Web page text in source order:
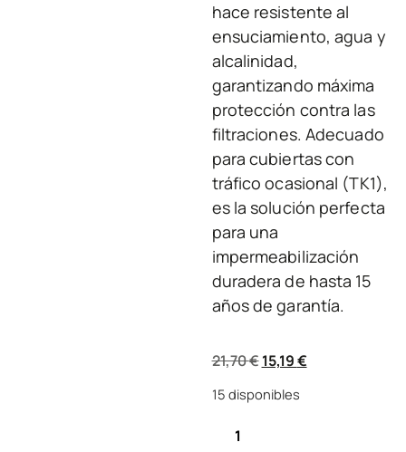
hace resistente al
ensuciamiento, agua y
alcalinidad,
garantizando máxima
protección contra las
filtraciones. Adecuado
para cubiertas con
tráfico ocasional (TK1),
es la solución perfecta
para una
impermeabilización
duradera de hasta 15
años de garantía.
21,70€ 15,19€
15 disponibles